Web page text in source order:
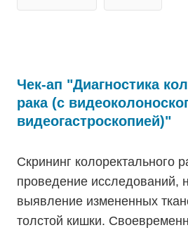
Чек-ап "Диагностика
рака (с
видеогастроскопией)"
Скрининг колоректального
проведение исследований,
выявление измененных
толстой кишки.